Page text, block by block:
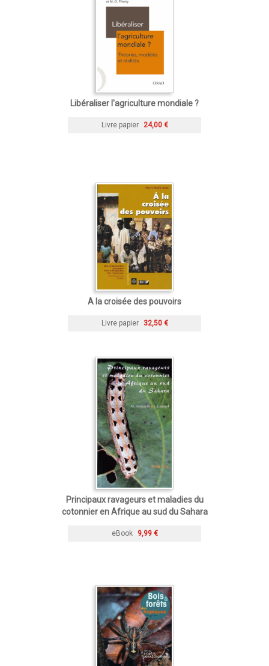
Libéraliser l'agriculture mondiale ?
Livre papier 24,00 €
A la croisée des pouvoirs
Livre papier 32,50 €
Principaux ravageurs et maladies du
cotonnier en Afrique au sud du Sahara
eBook 9,99 €